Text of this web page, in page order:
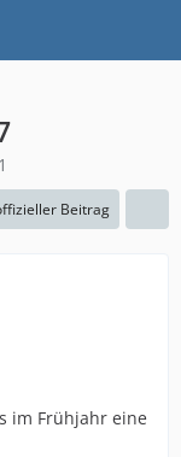
Beitrag
im Frühjahr eine